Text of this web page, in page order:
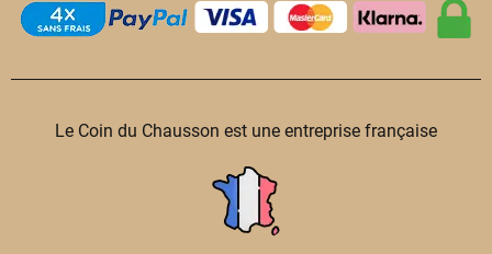
Le Coin du Chausson est une entreprise française